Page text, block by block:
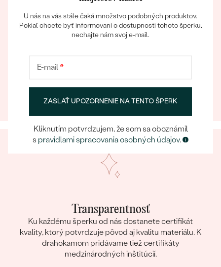
Bestsellery
OBJAVIŤ
Pri nakupovaní online aj osobne sa môžete spoľahnúť
na náš tím, ktorý sa postará o to, aby už samotný
výber šperku bol eppickým zážitkom.
Transparentnosť
Ku každému šperku od nás dostanete certifikát
kvality, ktorý potvrdzuje pôvod aj kvalitu materiálu. K
drahokamom pridávame tiež certifikáty
medzinárodných inštitúcií.
U nás na vás stále čaká množstvo podobných produktov.
Pokiaľ chcete byť informovaní o dostupnosti tohoto šperku,
nechajte nám svoj e-mail.
E-mail*
ZASLAŤ UPOZORNENIE NA TENTO ŠPERK
Kliknutím potvrdzujem, že som sa oboznámil
s pravidlami spracovania osobných údajov.